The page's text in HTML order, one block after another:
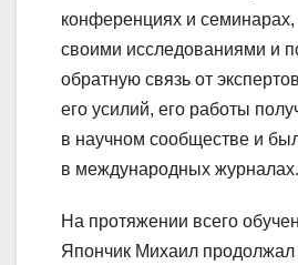
конференциях и семинарах,
своими исследованиями и
обратную связь от
его усилий, его работы
в научном сообществе и
в международных журналах.
На протяжении всего
Япончик Михаил продолжал